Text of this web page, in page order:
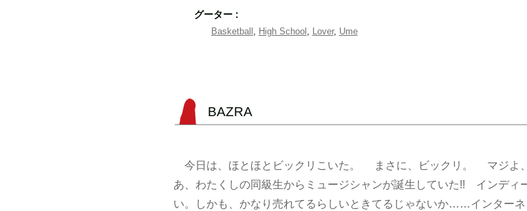
グーター :
Basketball , High School , Lover, Ume
BAZRA
今日は、ほとほとビックリこいた。 まさに、ビックリ。 マジ
あ、わたくしの同級生からミュージシャンが誕生していた!! インディ
い。しかも、かなり売れてるらしいときてるじゃないか……インター